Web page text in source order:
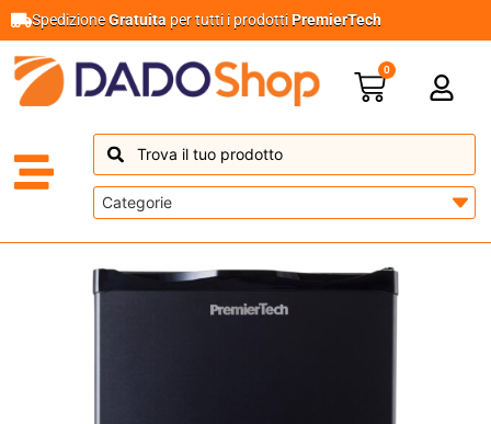
SpedizioneGratuita per tutti i prodottiPremierTech
0